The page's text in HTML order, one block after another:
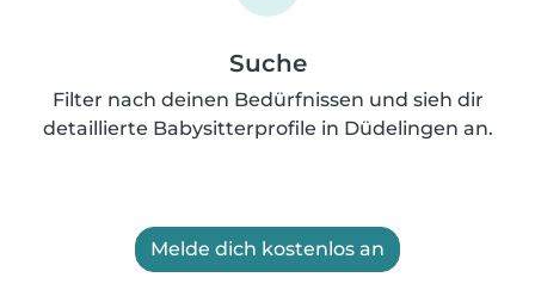
Suche
Filter nach deinen Bedürfnissen und sieh dir
detaillierte Babysitterprofile in Düdelingen an.
Melde dich kostenlos an